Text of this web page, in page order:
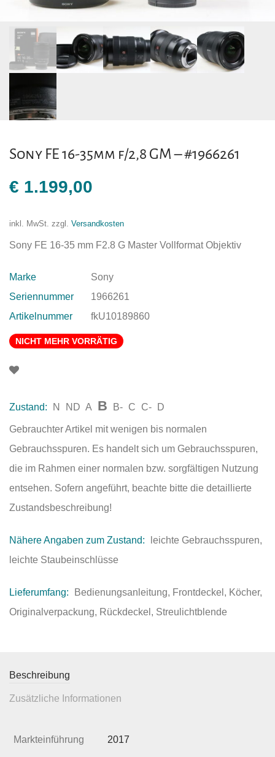
Sony FE 16-35mm f/2,8 GM – #1966261
€ 1.199,00
inkl. MwSt. zzgl. Versandkosten
Sony FE 16-35 mm F2.8 G Master Vollformat Objektiv
Marke
Sony
Seriennummer
1966261
Artikelnummer
fkU10189860
NICHT MEHR VORRÄTIG
Zustand: N ND A B B- C C- D
Gebrauchter Artikel mit wenigen bis normalen
Gebrauchsspuren. Es handelt sich um Gebrauchsspuren,
die im Rahmen einer normalen bzw. sorgfältigen Nutzung
entsehen. Sofern angeführt, beachte bitte die detaillierte
Zustandsbeschreibung!
Nähere Angaben zum Zustand:
leichte Gebrauchsspuren,
leichte Staubeinschlüsse
Lieferumfang:
Bedienungsanleitung, Frontdeckel, Köcher,
Originalverpackung, Rückdeckel, Streulichtblende
Beschreibung
Zusätzliche Informationen
Markteinführung 2017